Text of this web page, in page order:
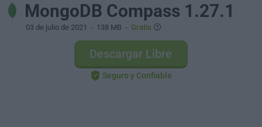
MongoDB Compass 1.27.1
03 de julio de 2021 - 138 MB - Gratis
Descargar Libre
Seguro y Confiable